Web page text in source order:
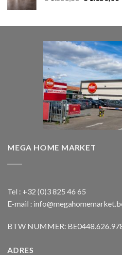
€ 1.850,00.
MEGA HOME MARKET
Tel : +32 (0)3 825 46 65
E-mail :
BTW NUMMER:
ADRES